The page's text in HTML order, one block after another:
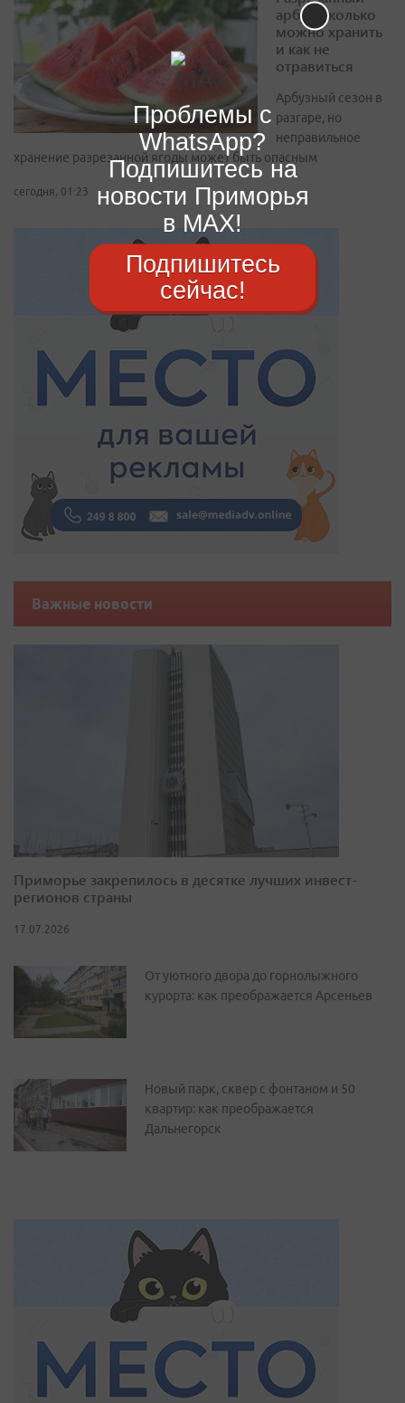
арбуз: сколько
можно хранить
и как не
отравиться
Арбузный сезон в
разгаре, но
неправильное
хранение разрезанной ягоды может быть опасным
сегодня, 01:23
Важные новости
Приморье закрепилось в десятке лучших инвест-
регионов страны
17.07.2026
От уютного двора до горнолыжного
курорта: как преображается Арсеньев
Новый парк, сквер с фонтаном и 50
квартир: как преображается
Дальнегорск
Проблемы с
WhatsApp?
Подпишитесь на
новости Приморья
в MAX!
Подпишитесь
сейчас!